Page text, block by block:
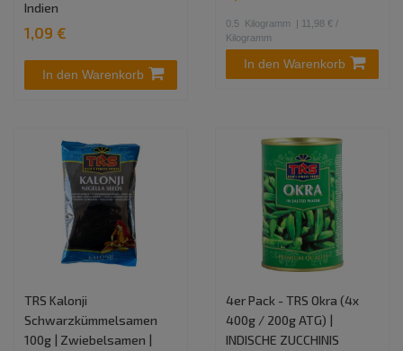
Indien
1,09 €
In den Warenkorb
0.5 Kilogramm
| 11,98 € /
Kilogramm
In den Warenkorb
TRS Kalonji
Schwarzkümmelsamen
100g | Zwiebelsamen |
4er Pack - TRS Okra (4x
400g / 200g ATG) |
INDISCHE ZUCCHINIS